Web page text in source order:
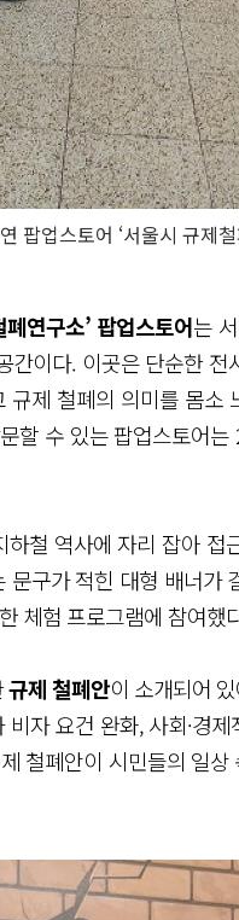
팝업스토어 ‘서울시 규제
연구소’ 팝업스토어는
간이다. 이곳은 단순한 전
규제 철폐의 의미를 몸소
할 수 있는 팝업스토어
철 역사에 자리 잡아 접
문구가 적힌 대형 배너가
체험 프로그램에 참여했
규제 철폐안이 소개되어
자 요건 완화, 사회·경
철폐안이 시민들의 일